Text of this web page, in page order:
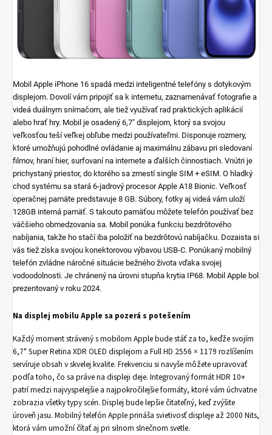
Mobil Apple iPhone 16 spadá medzi inteligentné telefóny s dotykovým
displejom. Dovolí vám pripojiť sa k internetu, zaznamenávať fotografie a
videá duálnym snímačom, ale tiež využívať rad praktických aplikácií
alebo hrať hry. Mobil je osadený 6,7" displejom, ktorý sa svojou
veľkosťou teší veľkej obľube medzi používateľmi. Disponuje rozmery,
ktoré umožňujú pohodlné ovládanie aj maximálnu zábavu pri sledovaní
filmov, hraní hier, surfovaní na internete a ďalších činnostiach. Vnútri je
prichystaný priestor, do ktorého sa zmestí single SIM + eSIM. O hladký
chod systému sa stará 6-jadrový procesor Apple A18 Bionic. Veľkosť
operačnej pamäte predstavuje 8 GB. Súbory, fotky aj videá vám uloží
128GB interná pamäť. S takouto pamäťou môžete telefón používať bez
väčšieho obmedzovania sa. Mobil ponúka funkciu bezdrôtového
nabíjania, takže ho stačí iba položiť na bezdrôtovú nabíjačku. Dozaista si
vás tiež získa svojou konektorovou výbavou USB-C. Ponúkaný mobilný
telefón zvládne náročné situácie bežného života vďaka svojej
vodoodolnosti. Je chránený na úrovni stupňa krytia IP68. Mobil Apple bol
prezentovaný v roku 2024.
Na displej mobilu Apple sa pozerá s potešením
Každý moment strávený s mobilom Apple bude stáť za to, keďže svojím
6,7" Super Retina XDR OLED displejom a Full HD 2556 × 1179 rozlíšením
servíruje obsah v skvelej kvalite. Frekvenciu si navyše môžete upravovať
podľa toho, čo sa práve na displeji deje. Integrovaný formát HDR 10+
patrí medzi najvyspelejšie a najpokročilejšie formáty, ktoré vám úchvatne
zobrazia všetky typy scén. Displej bude lepšie čitateľný, keď zvýšite
úroveň jasu. Mobilný telefón Apple prináša svietivosť displeje až 2000 Nits,
ktorá vám umožní čítať aj pri silnom slnečnom svetle.